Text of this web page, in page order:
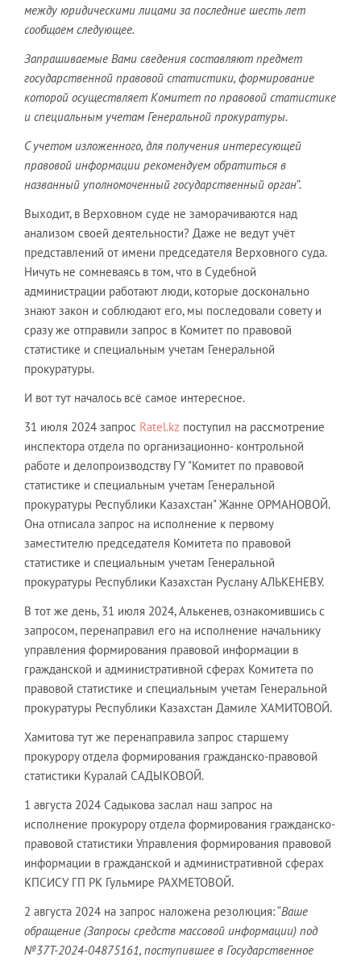
между юридическими лицами за последние шесть лет
сообщаем следующее.
Запрашиваемые Вами сведения составляют предмет
государственной правовой статистики, формирование
которой осуществляет Комитет по правовой статистике
и специальным учетам Генеральной прокуратуры.
С учетом изложенного, для получения интересующей
правовой информации рекомендуем обратиться в
названный уполномоченный государственный орган”.
Выходит, в Верховном суде не заморачиваются над
анализом своей деятельности? Даже не ведут учёт
представлений от имени председателя Верховного суда.
Ничуть не сомневаясь в том, что в Судебной
администрации работают люди, которые досконально
знают закон и соблюдают его, мы последовали совету и
сразу же отправили запрос в Комитет по правовой
статистике и специальным учетам Генеральной
прокуратуры.
И вот тут началось всё самое интересное.
31 июля 2024 запрос Ratel.kz поступил на рассмотрение
инспектора отдела по организационно- контрольной
работе и делопроизводству ГУ "Комитет по правовой
статистике и специальным учетам Генеральной
прокуратуры Республики Казахстан" Жанне ОРМАНОВОЙ.
Она отписала запрос на исполнение к первому
заместителю председателя Комитета по правовой
статистике и специальным учетам Генеральной
прокуратуры Республики Казахстан Руслану АЛЬКЕНЕВУ.
В тот же день, 31 июля 2024, Алькенев, ознакомившись с
запросом, перенаправил его на исполнение начальнику
управления формирования правовой информации в
гражданской и административной сферах Комитета по
правовой статистике и специальным учетам Генеральной
прокуратуры Республики Казахстан Дамиле ХАМИТОВОЙ.
Хамитова тут же перенаправила запрос старшему
прокурору отдела формирования гражданско-правовой
статистики Куралай САДЫКОВОЙ.
1 августа 2024 Садыкова заслал наш запрос на
исполнение прокурору отдела формирования гражданско-
правовой статистики Управления формирования правовой
информации в гражданской и административной сферах
КПСИСУ ГП РК Гульмире РАХМЕТОВОЙ.
2 августа 2024 на запрос наложена резолюция: “Ваше
обращение (Запросы средств массовой информации) под
№37Т-2024-04875161, поступившее в Государственное